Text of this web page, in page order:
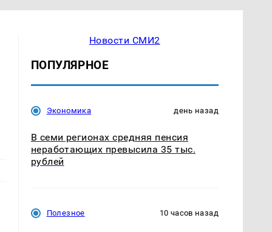
Новости СМИ2
ПОПУЛЯРНОЕ
Экономика день назад
В семи регионах средняя пенсия
неработающих превысила 35 тыс.
рублей
Полезное 10 часов назад